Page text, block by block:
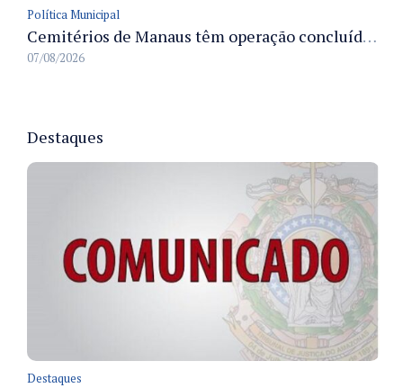
Política Municipal
Cemitérios de Manaus têm operação concluída e estrutura pronta para receber famílias no Dia dos Pais
07/08/2026
Destaques
Destaques